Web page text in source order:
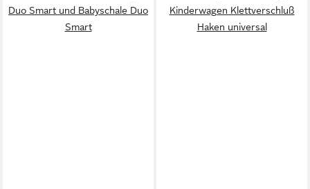
Duo Smart und Babyschale Duo
Smart
Kinderwagen Klettverschluß
Haken universal